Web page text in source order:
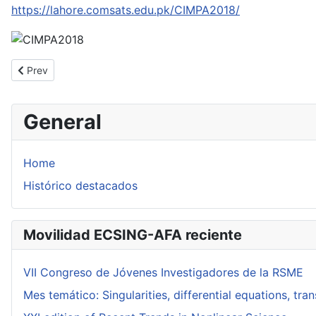
General
Home
Histórico destacados
Movilidad ECSING-AFA reciente
VII Congreso de Jóvenes Investigadores de la RSME
Mes temático: Singularities, differential equations,
https://lahore.comsats.edu.pk/CIMPA2018/
Previous article: Viaje de Sergio Carrillo a Valladolid
Prev